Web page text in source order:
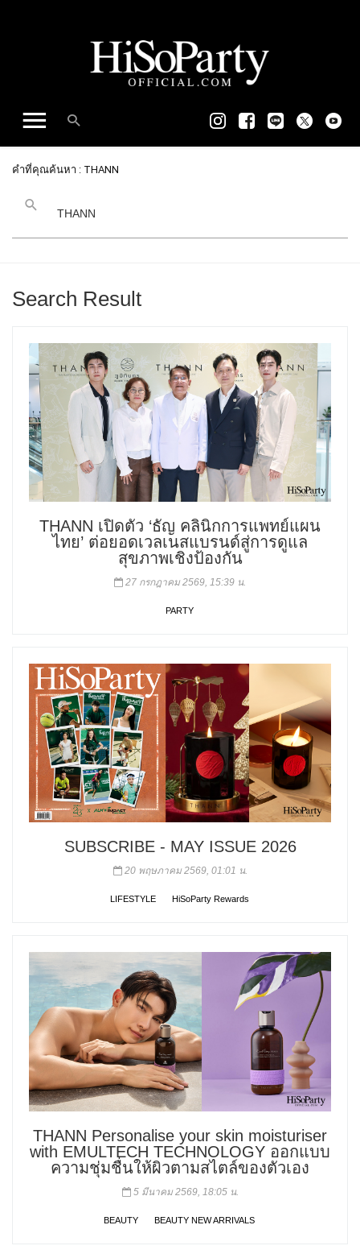
คำที่คุณค้นหา : THANN
Search Result
THANN เปิดตัว ‘ธัญ คลินิกการแพทย์แผน
ไทย’ ต่อยอดเวลเนสแบรนด์สู่การดูแล
สุขภาพเชิงป้องกัน
27 กรกฎาคม 2569, 15:39 น.
PARTY
SUBSCRIBE - MAY ISSUE 2026
20 พฤษภาคม 2569, 01:01 น.
LIFESTYLE HiSoParty Rewards
THANN Personalise your skin moisturiser
with EMULTECH TECHNOLOGY ออกแบบ
ความชุ่มชื่นให้ผิวตามสไตล์ของตัวเอง
5 มีนาคม 2569, 18:05 น.
BEAUTY BEAUTY NEW ARRIVALS